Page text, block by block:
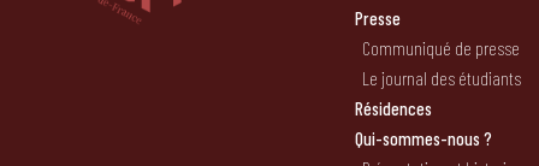
Presse
Communiqué de presse
Le journal des étudiants
Résidences
Qui-sommes-nous ?